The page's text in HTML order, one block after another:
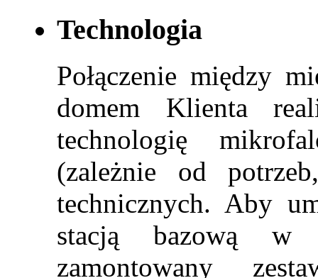
Technologia
Połączenie między
domem Klienta
technologię
(zależnie od
technicznych. Aby
stacją bazową w
zamontowany